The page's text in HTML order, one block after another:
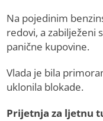
Na pojedinim
redovi, a zabilježeni
panične kupovine.
Vlada je bila
uklonila blokade.
Prijetnja za ljetnu